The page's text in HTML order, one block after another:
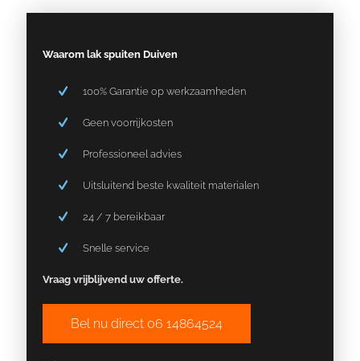
Waarom lak spuiten Duiven
100% Garantie op werkzaamheden
Geen voorrijkosten
Professioneel advies
Uitsluitend beste kwaliteit materialen
24 / 7 bereikbaar
Snelle service
Vraag vrijblijvend uw offerte.
Bel nu direct 06 14864524